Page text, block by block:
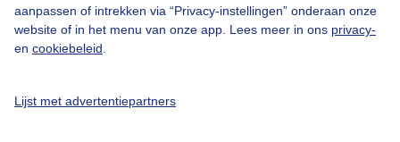
aanpassen of intrekken via “Privacy-instellingen” onderaan onze
website of in het menu van onze app. Lees meer in ons privacy-
en cookiebeleid
Lijst met advertentiepartners
Privacy beleid
Cookie beleid
Gratis weerdata